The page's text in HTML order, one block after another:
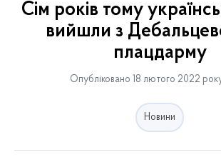
Сім років тому
вийшли з
плацдарму
Опубліковано 18 лютого 2022
Новини